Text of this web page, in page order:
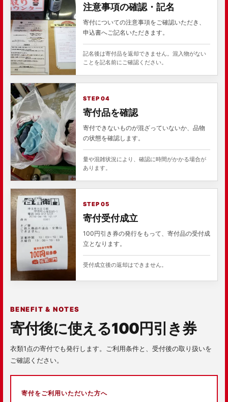
注意事項の確認・記名
寄付についての注意事項をご確認いただき、
申込書へご記名いただきます。
記名後は寄付品を返却できません。混入物がない
ことを記名前にご確認ください。
STEP 04
寄付品を確認
寄付できないものが混ざっていないか、品物
の状態を確認します。
量や混雑状況により、確認に時間がかかる場合が
あります。
STEP 05
寄付受付成立
100円引き券の発行をもって、寄付品の受付成
立となります。
受付成立後の返却はできません。
BENEFIT & NOTES
寄付後に使える100円引き券
衣類1点の寄付でも発行します。ご利用条件と、受付後の取り扱いを
ご確認ください。
寄付をご利用いただいた方へ